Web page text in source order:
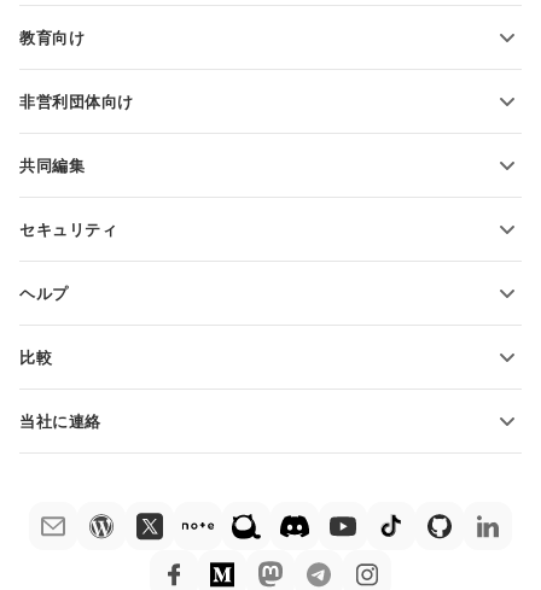
PDFの変換
教育向け
教育関係者向け
非営利団体向け
無料アカウントをリクエスト
共同編集
翻訳者向け
セキュリティ
ヘルプ
ヘルプ・センター
デモ注文
比較
ONLYOFFICE Docs vs Google Docs
ONLYOFFICE Docs vs WPS
ONLYOFFICE Docs vs Adobe Acrobat
当社に連絡
プレスリリースに関する質問press@onlyoffice.com
折返し電話をリクエスト